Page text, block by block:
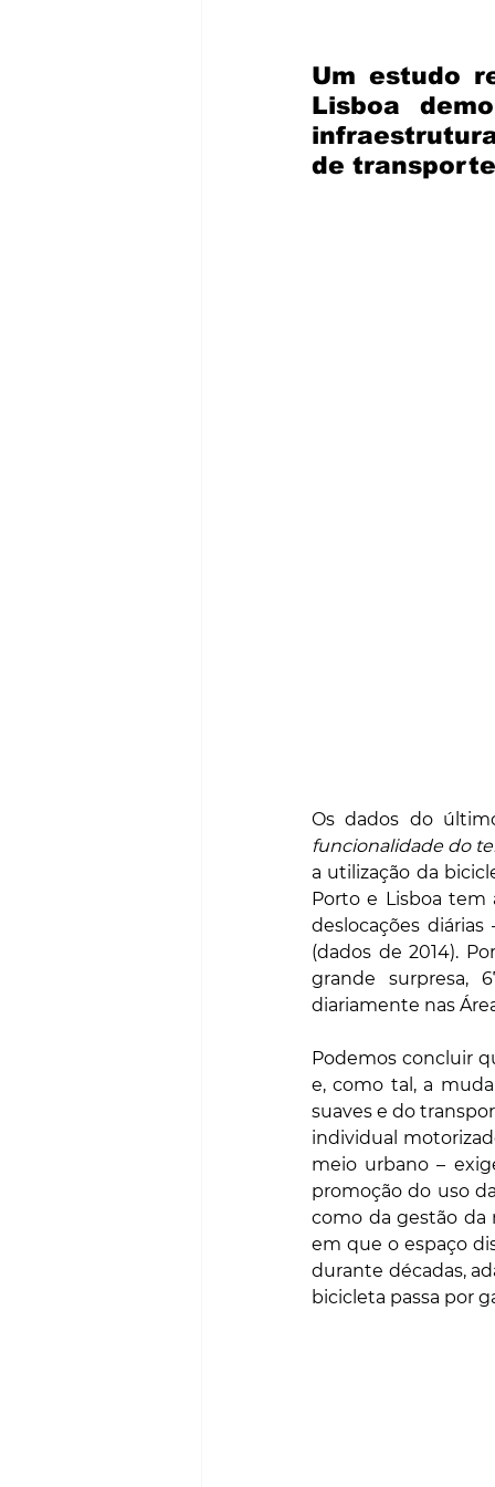
Um estudo
Lisboa
de
Os dados do
funcionalidade do
a utilização da
Porto e Lisboa tem
deslocações
(dados de 2014).
grande surpresa,
diariamente nas
Podemos concluir
e, como tal, a
suaves e do
individual
meio urbano –
promoção do uso
como da gestão da
em que o espaço
durante décadas,
bicicleta passa por